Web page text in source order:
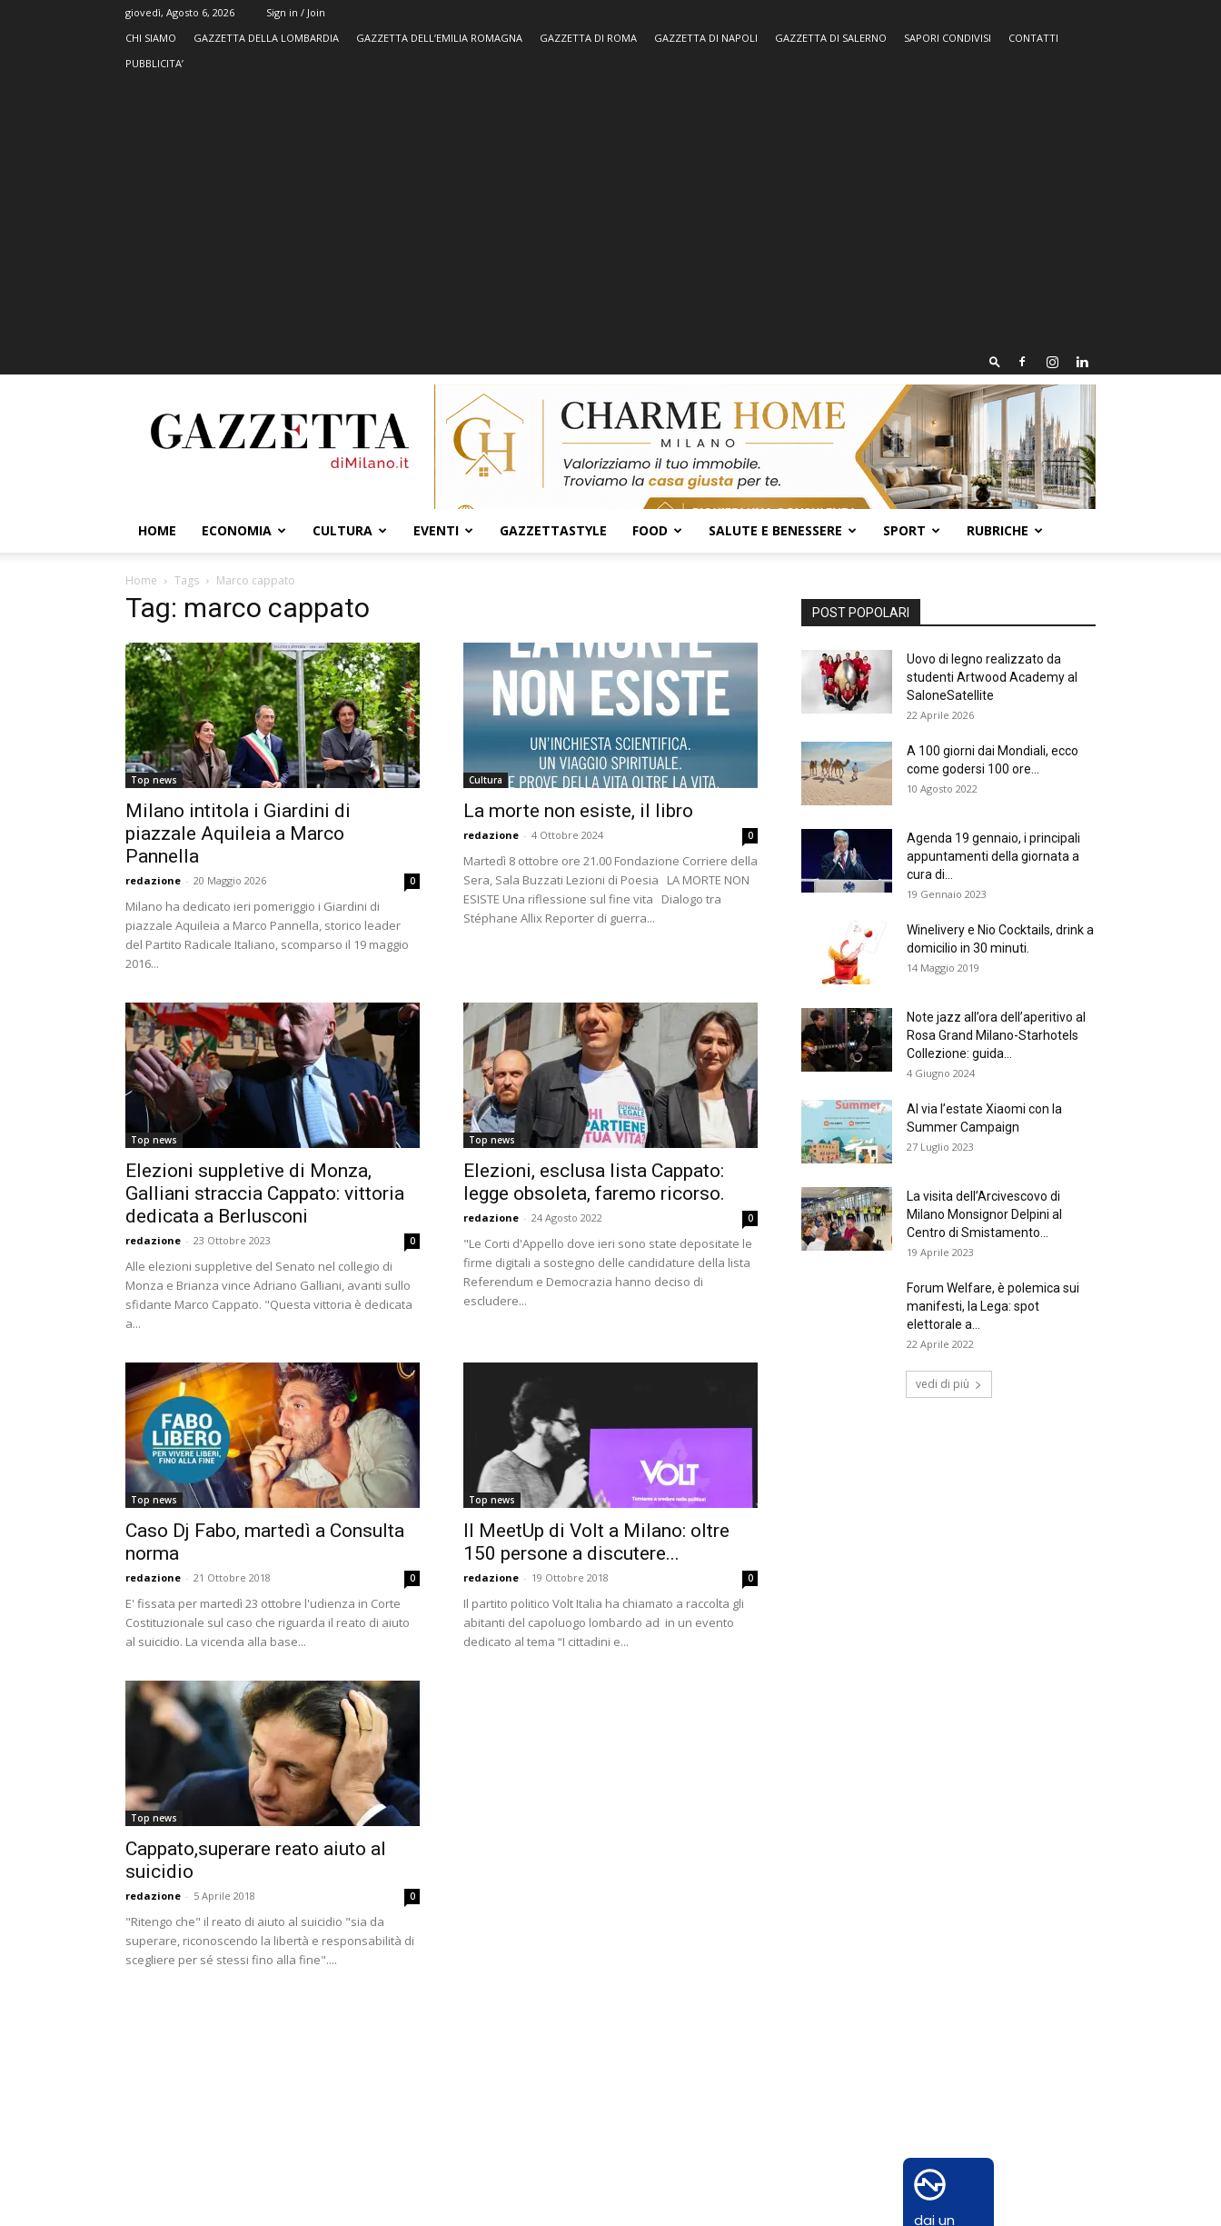
giovedì, Agosto 6, 2026
Sign in / Join
CHI SIAMO
GAZZETTA DELLA LOMBARDIA GAZZETTA DELL’EMILIA ROMAGNA GAZZETTA DI ROMA GAZZETTA DI NAPOLI GAZZETTA DI SALERNO SAPORI CONDIVISI
CONTATTI
PUBBLICITA’
HOME ECONOMIA CULTURA EVENTI GAZZETTASTYLE FOOD SALUTE E BENESSERE SPORT RUBRICHE
Home Tags Marco cappato
Tag: marco cappato
Top news
Milano intitola i Giardini di
piazzale Aquileia a Marco
Pannella
redazione - 20 Maggio 2026 0
Milano ha dedicato ieri pomeriggio i Giardini di
piazzale Aquileia a Marco Pannella, storico leader
del Partito Radicale Italiano, scomparso il 19 maggio
2016...
Cultura
La morte non esiste, il libro
redazione - 4 Ottobre 2024 0
Martedì 8 ottobre ore 21.00 Fondazione Corriere della
Sera, Sala Buzzati Lezioni di Poesia LA MORTE NON
ESISTE Una riflessione sul fine vita Dialogo tra
Stéphane Allix Reporter di guerra...
Top news
Elezioni suppletive di Monza,
Galliani straccia Cappato: vittoria
dedicata a Berlusconi
redazione - 23 Ottobre 2023 0
Alle elezioni suppletive del Senato nel collegio di
Monza e Brianza vince Adriano Galliani, avanti sullo
sfidante Marco Cappato. "Questa vittoria è dedicata
a...
Top news
Elezioni, esclusa lista Cappato:
legge obsoleta, faremo ricorso.
redazione - 24 Agosto 2022 0
"Le Corti d'Appello dove ieri sono state depositate le
firme digitali a sostegno delle candidature della lista
Referendum e Democrazia hanno deciso di
escludere...
Top news
Caso Dj Fabo, martedì a Consulta
norma
redazione - 21 Ottobre 2018 0
E' fissata per martedì 23 ottobre l'udienza in Corte
Costituzionale sul caso che riguarda il reato di aiuto
al suicidio. La vicenda alla base...
Top news
Il MeetUp di Volt a Milano: oltre
150 persone a discutere...
redazione - 19 Ottobre 2018 0
Il partito politico Volt Italia ha chiamato a raccolta gli
abitanti del capoluogo lombardo ad in un evento
dedicato al tema “I cittadini e...
Top news
Cappato,superare reato aiuto al
suicidio
redazione - 5 Aprile 2018 0
"Ritengo che" il reato di aiuto al suicidio "sia da
superare, riconoscendo la libertà e responsabilità di
scegliere per sé stessi fino alla fine"....
POST POPOLARI
Uovo di legno realizzato da
studenti Artwood Academy al
SaloneSatellite
22 Aprile 2026
A 100 giorni dai Mondiali, ecco
come godersi 100 ore...
10 Agosto 2022
Agenda 19 gennaio, i principali
appuntamenti della giornata a
cura di...
19 Gennaio 2023
Winelivery e Nio Cocktails, drink a
domicilio in 30 minuti.
14 Maggio 2019
Note jazz all’ora dell’aperitivo al
Rosa Grand Milano-Starhotels
Collezione: guida...
4 Giugno 2024
Al via l’estate Xiaomi con la
Summer Campaign
27 Luglio 2023
La visita dell’Arcivescovo di
Milano Monsignor Delpini al
Centro di Smistamento...
19 Aprile 2023
Forum Welfare, è polemica sui
manifesti, la Lega: spot
elettorale a...
22 Aprile 2022
vedi di più